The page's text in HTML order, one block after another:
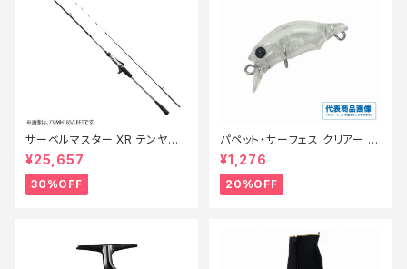
サーベルマスター XR テンヤ
73MH 185R【特価ロッド】【30】
¥25,657
30%OFF
パペット・サーフェス クリアー 0
1【特価ルアー】【20】
¥1,276
20%OFF